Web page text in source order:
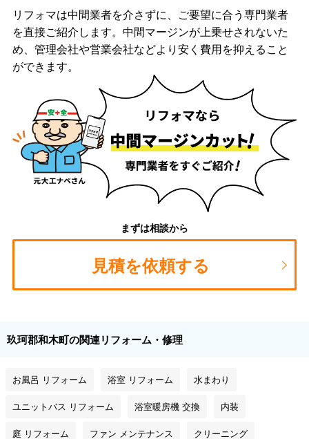
リフォマは中間業者を介さずに、ご要望に合う専門業者
を直接ご紹介します。中間マージンが上乗せされないた
め、管理会社や営業会社などより安く費用を抑えること
ができます。
まずは相談から
見積を依頼する
玖珂郡和木町の関連リフォーム・修理
お風呂 リフォーム 浴室 リフォーム 水まわり
ユニットバス リフォーム 浴室暖房機 交換 内装
庭 リフォーム ファン メンテナンス クリーニング